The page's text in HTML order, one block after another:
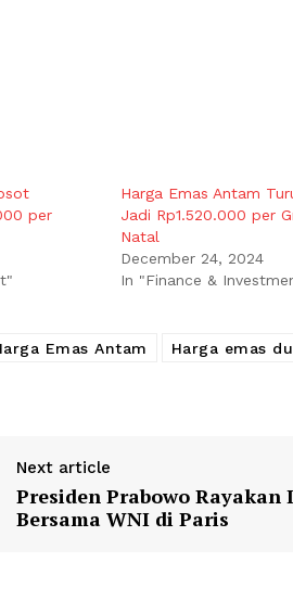
per
Harga Emas Antam
Jadi Rp1.520.000 per
Natal
December 24, 2024
In "Finance &
Emas Antam
Harga emas
Next article
Presiden Prabowo Rayakan
Bersama WNI di Paris